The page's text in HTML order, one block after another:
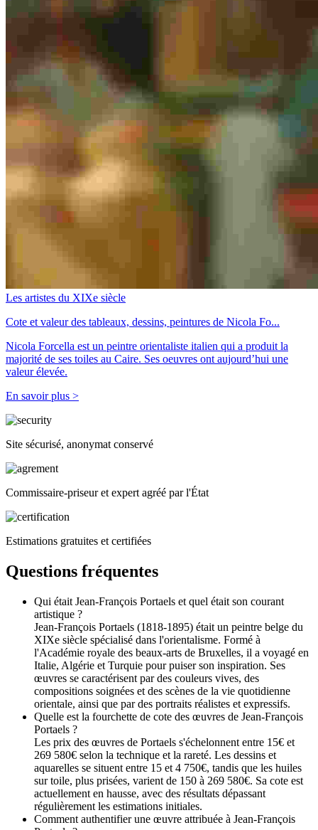
Les artistes du XIXe siècle
Cote et valeur des tableaux, dessins, peintures de Nicola Fo...
Nicola Forcella est un peintre orientaliste italien qui a produit la
majorité de ses toiles au Caire. Ses oeuvres ont aujourd’hui une
valeur élevée.
En savoir plus >
Site sécurisé, anonymat conservé
Commissaire-priseur et expert agréé par l'État
Estimations gratuites et certifiées
Questions fréquentes
Qui était Jean-François Portaels et quel était son courant
artistique ?
Jean-François Portaels (1818-1895) était un peintre belge du
XIXe siècle spécialisé dans l'orientalisme. Formé à
l'Académie royale des beaux-arts de Bruxelles, il a voyagé en
Italie, Algérie et Turquie pour puiser son inspiration. Ses
œuvres se caractérisent par des couleurs vives, des
compositions soignées et des scènes de la vie quotidienne
orientale, ainsi que par des portraits réalistes et expressifs.
Quelle est la fourchette de cote des œuvres de Jean-François
Portaels ?
Les prix des œuvres de Portaels s'échelonnent entre 15€ et
269 580€ selon la technique et la rareté. Les dessins et
aquarelles se situent entre 15 et 4 750€, tandis que les huiles
sur toile, plus prisées, varient de 150 à 269 580€. Sa cote est
actuellement en hausse, avec des résultats dépassant
régulièrement les estimations initiales.
Comment authentifier une œuvre attribuée à Jean-François